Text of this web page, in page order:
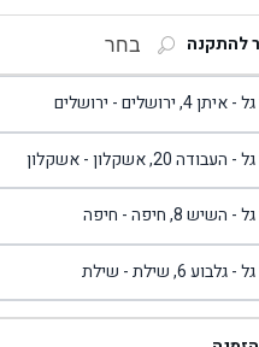
להתקנה בחר
4, ירושלים - ירושלים
העבודה 20, אשקלון - אשקלון
- השיש 8, חיפה - חיפה
- גלבוע 6, שילת - שילת
- פוריידיס, כניסה צפונית מול כביש 4 - פרדיס